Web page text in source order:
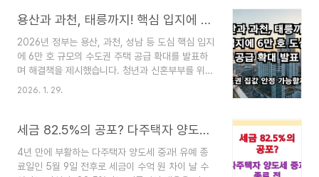
용산과 과천, 태릉까지! 핵심 입지에 6만 호 도심 주택 공급 확대 발표
2026년 정부는 용산, 과천, 성남 등 도심 핵심 입지
에 6만 호 규모의 수도권 주택 공급 확대를 발표하
며 해결책을 제시했습니다. 청년과 신혼부부를 위한
직주근접 안식처와 노후 청사 복합 개발 등 구체적
방안: 용산부터 과천까지 6만 호 대잔치!요즘 내 집
큰 고민이 "도대체 내가 살 수 있는 집은 어디에 있
을까?" 하는 막막함 아닐까요? 2026년 현재도 수
2026. 1. 29.
세금 82.5%의 공포? 다주택자 양도세 중과 종료 전 반드시 체크할 3가지
4년 만에 부활하는 다주택자 양도세 중과! 유예 종
료일인 5월 9일 전후로 세금이 수억 원 차이 날 수